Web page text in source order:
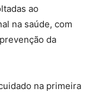
ao
na saúde, com
da
na primeira